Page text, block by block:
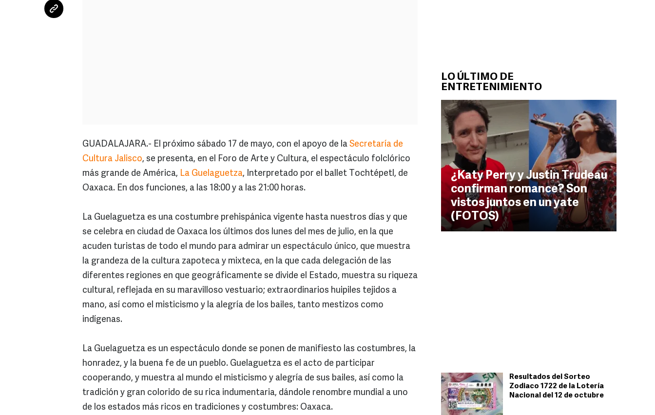
LO ÚLTIMO DE
ENTRETENIMIENTO
¿Katy Perry y Justin Trudeau
confirman romance? Son
vistos juntos en un yate
(FOTOS)
Resultados del Sorteo
Zodiaco 1722 de la Lotería
Nacional del 12 de octubre
GUADALAJARA.- El próximo sábado 17 de mayo, con el apoyo de la Secretaría de
Cultura Jalisco, se presenta, en el Foro de Arte y Cultura, el espectáculo folclórico
más grande de América, La Guelaguetza, Interpretado por el ballet Tochtépetl, de
Oaxaca. En dos funciones, a las 18:00 y a las 21:00 horas.
La Guelaguetza es una costumbre prehispánica vigente hasta nuestros días y que
se celebra en ciudad de Oaxaca los últimos dos lunes del mes de julio, en la que
acuden turistas de todo el mundo para admirar un espectáculo único, que muestra
la grandeza de la cultura zapoteca y mixteca, en la que cada delegación de las
diferentes regiones en que geográficamente se divide el Estado, muestra su riqueza
cultural, reflejada en su maravilloso vestuario; extraordinarios huipiles tejidos a
mano, así como el misticismo y la alegría de los bailes, tanto mestizos como
indígenas.
La Guelaguetza es un espectáculo donde se ponen de manifiesto las costumbres, la
honradez, y la buena fe de un pueblo. Guelaguetza es el acto de participar
cooperando, y muestra al mundo el misticismo y alegría de sus bailes, así como la
tradición y gran colorido de su rica indumentaria, dándole renombre mundial a uno
de los estados más ricos en tradiciones y costumbres: Oaxaca.